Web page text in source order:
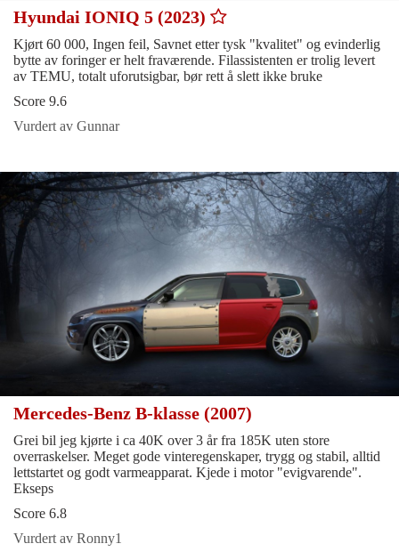
Hyundai IONIQ 5 (2023)
Kjørt 60 000, Ingen feil, Savnet etter tysk "kvalitet" og evinderlig
bytte av foringer er helt fraværende. Filassistenten er trolig levert
av TEMU, totalt uforutsigbar, bør rett å slett ikke bruke
Score 9.6
Vurdert av Gunnar
Mercedes-Benz B-klasse (2007)
Grei bil jeg kjørte i ca 40K over 3 år fra 185K uten store
overraskelser. Meget gode vinteregenskaper, trygg og stabil, alltid
lettstartet og godt varmeapparat. Kjede i motor "evigvarende".
Ekseps
Score 6.8
Vurdert av Ronny1